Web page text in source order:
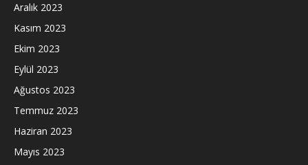
Aralık 2023
Kasım 2023
Ekim 2023
Eylül 2023
Ağustos 2023
Temmuz 2023
Haziran 2023
Mayıs 2023